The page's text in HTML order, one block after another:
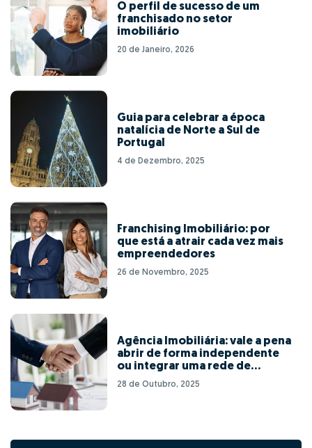
O perfil de sucesso de um
franchisado no setor
imobiliário
20 de Janeiro, 2026
Guia para celebrar a época
natalícia de Norte a Sul de
Portugal
4 de Dezembro, 2025
Franchising Imobiliário: por
que está a atrair cada vez mais
empreendedores
26 de Novembro, 2025
Agência Imobiliária: vale a pena
abrir de forma independente
ou integrar uma rede de
franchising?
28 de Outubro, 2025